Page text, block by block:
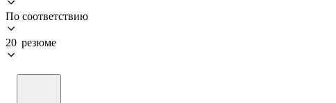
По соответствию
20 резюме